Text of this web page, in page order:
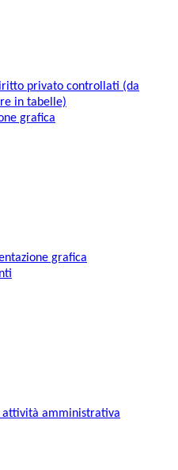
privato controllati (da
in tabelle)
grafica
grafica
attività amministrativa